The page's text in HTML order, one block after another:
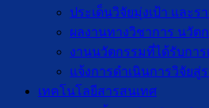
ประเด็นวิจัยมุ่งเป้า และร
ผลงานทางวิชาการ นวัต
งานนวัตกรรมที่ได้รับการ
แจ้งการดำเนินการวิจัยสู่
เทคโนโลยีสารสนเทศ